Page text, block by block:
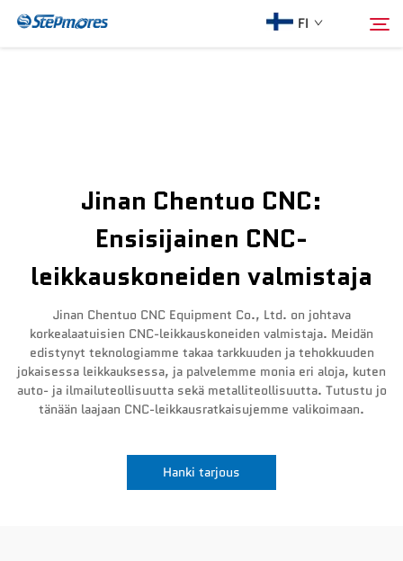
FI
Opas
Osta
Video
Jinan Chentuo CNC:
Ensisijainen CNC-
leikkauskoneiden valmistaja
Jinan Chentuo CNC Equipment Co., Ltd. on johtava
korkealaatuisien CNC-leikkauskoneiden valmistaja. Meidän
edistynyt teknologiamme takaa tarkkuuden ja tehokkuuden
jokaisessa leikkauksessa, ja palvelemme monia eri aloja, kuten
auto- ja ilmailuteollisuutta sekä metalliteollisuutta. Tutustu jo
tänään laajaan CNC-leikkausratkaisujemme valikoimaan.
Hanki tarjous